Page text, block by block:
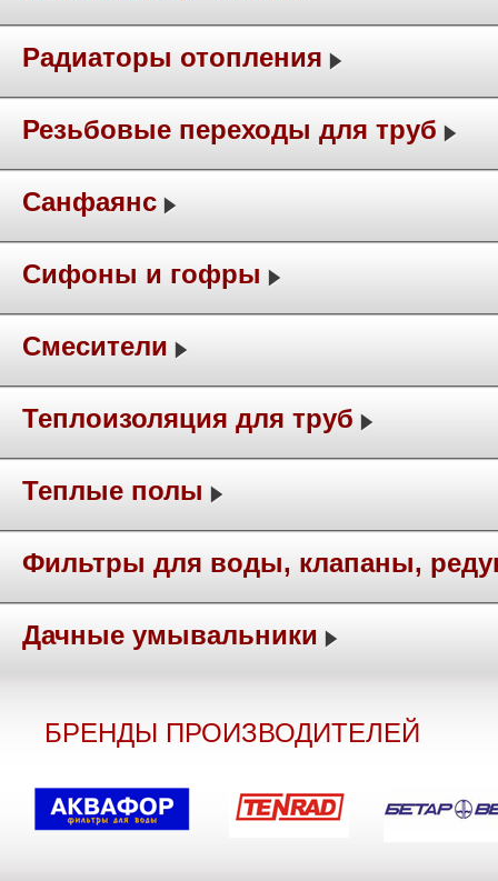
Радиаторы отопления
Резьбовые переходы для труб
Санфаянс
Сифоны и гофры
Смесители
Теплоизоляция для труб
Теплые полы
Фильтры для воды, клапаны,
Дачные умывальники
БРЕНДЫ ПРОИЗВОДИТЕЛЕЙ